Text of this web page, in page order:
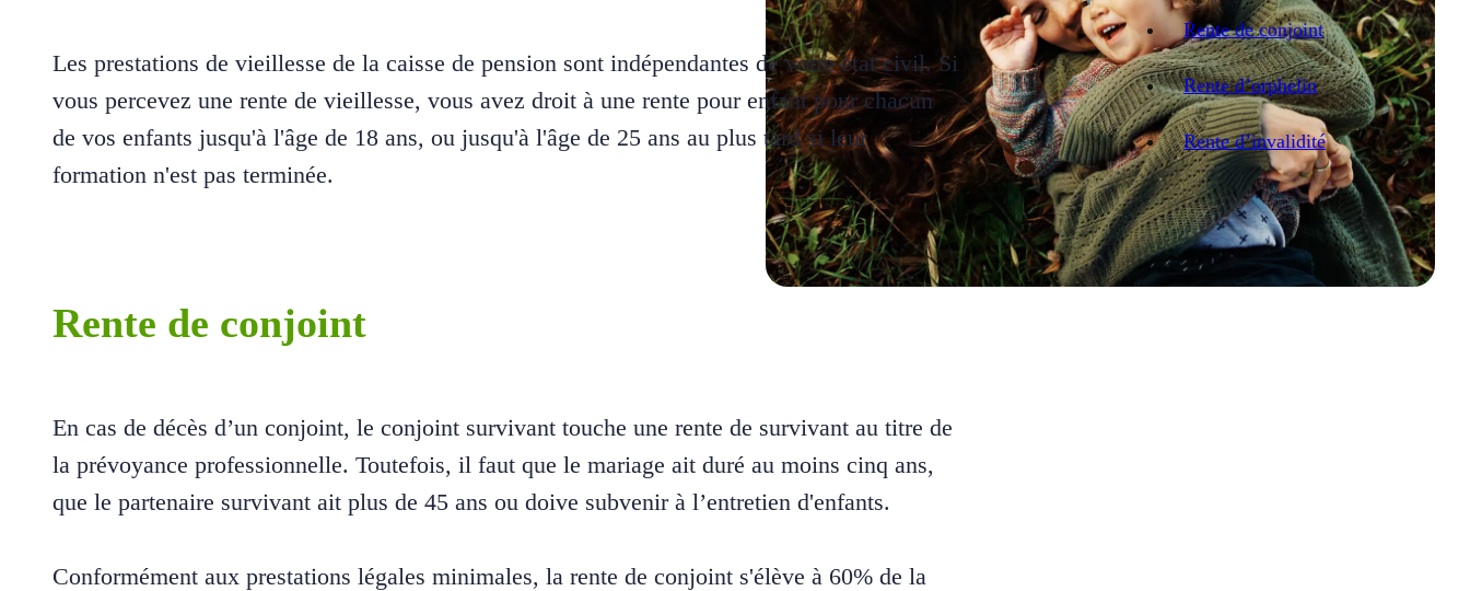
Les prestations de vieillesse de la caisse de pension sont indépendantes de votre état civil. Si
vous percevez une rente de vieillesse, vous avez droit à une rente pour enfant pour chacun
de vos enfants jusqu'à l'âge de 18 ans, ou jusqu'à l'âge de 25 ans au plus tard si leur
formation n'est pas terminée.
Rente de conjoint
En cas de décès d’un conjoint, le conjoint survivant touche une rente de survivant au titre de
la prévoyance professionnelle. Toutefois, il faut que le mariage ait duré au moins cinq ans,
que le partenaire survivant ait plus de 45 ans ou doive subvenir à l’entretien d'enfants.
Conformément aux prestations légales minimales, la rente de conjoint s'élève à 60% de la
Rente de conjoint
Rente d’orphelin
Rente d’invalidité